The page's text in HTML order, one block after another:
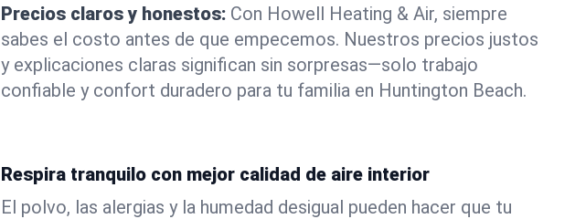
Precios claros y honestos: Con Howell Heating & Air, siempre
sabes el costo antes de que empecemos. Nuestros precios justos
y explicaciones claras significan sin sorpresas—solo trabajo
confiable y confort duradero para tu familia en Huntington Beach.
Respira tranquilo con mejor calidad de aire interior
El polvo, las alergias y la humedad desigual pueden hacer que tu